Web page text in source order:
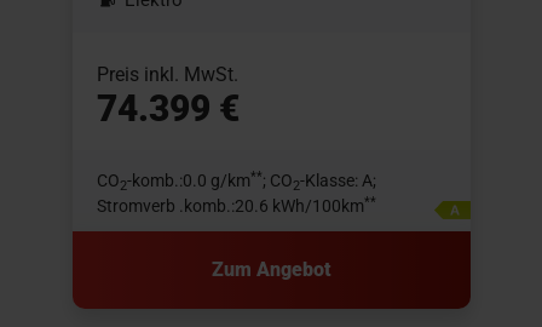
Preis inkl. MwSt.
74.399 €
CO2-komb.:0.0 g/km**; CO2-Klasse: A;
Stromverb .komb.:20.6 kWh/100km**
Zum Angebot